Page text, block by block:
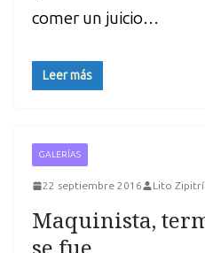
comer un juicio…
Leer más
GALERÍAS
22 septiembre 2016 Lito
Maquinista,
se fue